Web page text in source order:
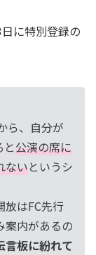
に特別登録の
ら、自分が
公演の席に
ないというシ
放はFC先行
案内があるの
言板に紛れて